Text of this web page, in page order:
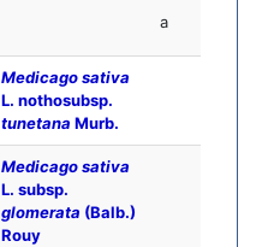
a
Medicago sativa
L. nothosubsp.
tunetana Murb.
Medicago sativa
L. subsp.
glomerata (Balb.)
Rouy